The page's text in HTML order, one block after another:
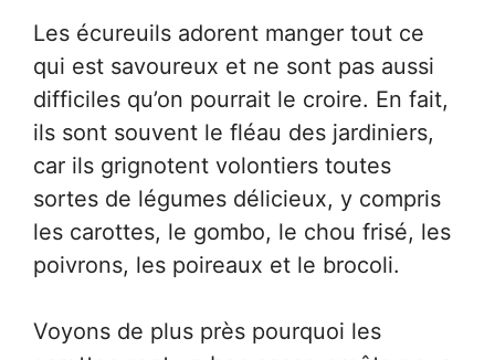
Les écureuils adorent manger tout ce
qui est savoureux et ne sont pas aussi
difficiles qu’on pourrait le croire. En fait,
ils sont souvent le fléau des jardiniers,
car ils grignotent volontiers toutes
sortes de légumes délicieux, y compris
les carottes, le gombo, le chou frisé, les
poivrons, les poireaux et le brocoli.
Voyons de plus près pourquoi les